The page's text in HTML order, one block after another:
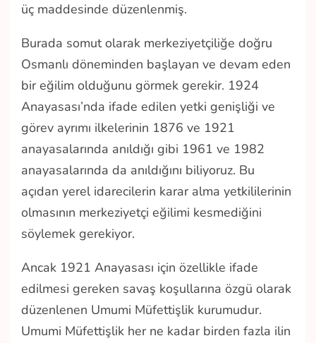
üç maddesinde düzenlenmiş.
Burada somut olarak merkeziyetçiliğe doğru
Osmanlı döneminden başlayan ve devam eden
bir eğilim olduğunu görmek gerekir. 1924
Anayasası’nda ifade edilen yetki genişliği ve
görev ayrımı ilkelerinin 1876 ve 1921
anayasalarında anıldığı gibi 1961 ve 1982
anayasalarında da anıldığını biliyoruz. Bu
açıdan yerel idarecilerin karar alma yetkililerinin
olmasının merkeziyetçi eğilimi kesmediğini
söylemek gerekiyor.
Ancak 1921 Anayasası için özellikle ifade
edilmesi gereken savaş koşullarına özgü olarak
düzenlenen Umumi Müfettişlik kurumudur.
Umumi Müfettişlik her ne kadar birden fazla ilin